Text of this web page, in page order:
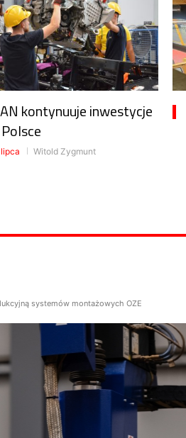
kontynuuje inwestycje
Witold Zygmunt
systemów montażowych OZE